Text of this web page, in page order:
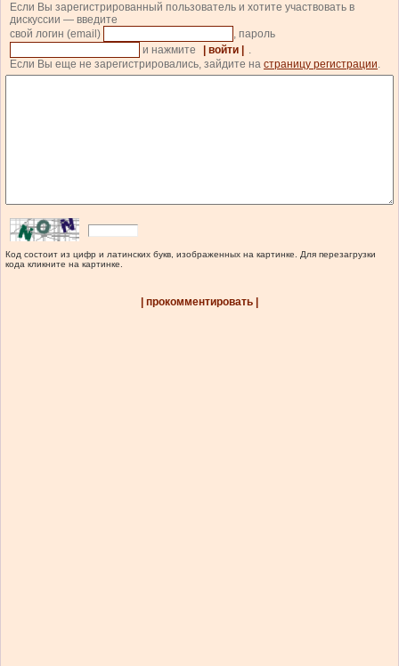
Если Вы зарегистрированный пользователь и хотите участвовать в
дискуссии — введите
свой логин (email)
, пароль
и нажмите
| войти |
.
Если Вы еще не зарегистрировались, зайдите на страницу регистрации.
Код состоит из цифр и латинских букв, изображенных на картинке. Для перезагрузки
кода кликните на картинке.
| прокомментировать |